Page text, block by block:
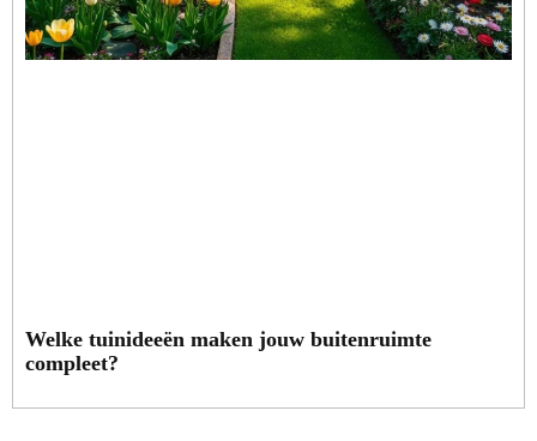
Welke tuinideeën maken jouw buitenruimte
compleet?